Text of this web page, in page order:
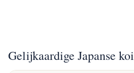
Gelijkaardige Japanse koi